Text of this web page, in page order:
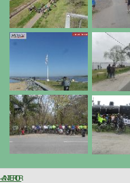
< ANTERIOR